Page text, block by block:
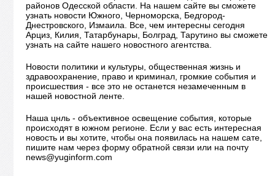
районов Одесской области. На нашем сайте вы сможете
узнать новости Южного, Черноморска, Бедгород-
Днестровского, Измаила. Все, чем интересны сегодня
Арциз, Килия, Татарбунары, Болград, Тарутино вы сможете
узнать на сайте нашего новостного агентства.
Новости политики и культуры, общественная жизнь и
здравоохранение, право и криминал, громкие события и
происшествия - все это не останется незамеченным в
нашей новостной ленте.
Наша цнль - объективное освещение события, которые
происходят в южном регионе. Если у вас есть интересная
новость и вы хотите, чтобы она появилась на нашем сате,
пишите нам через форму обратной связи или на почту
news@yuginform.com